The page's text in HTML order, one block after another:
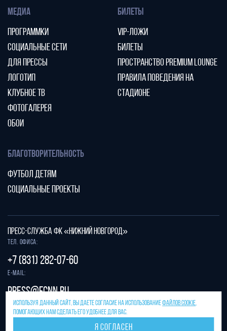
МЕДИА
ПРОГРАММКИ
СОЦИАЛЬНЫЕ СЕТИ
ДЛЯ ПРЕССЫ
ЛОГОТИП
КЛУБНОЕ ТВ
ФОТОГАЛЕРЕЯ
ОБОИ
БИЛЕТЫ
VIP-ЛОЖИ
БИЛЕТЫ
ПРОСТРАНСТВО PREMIUM LOUNGE
ПРАВИЛА ПОВЕДЕНИЯ НА
СТАДИОНЕ
БЛАГОТВОРИТЕЛЬНОСТЬ
ФУТБОЛ ДЕТЯМ
СОЦИАЛЬНЫЕ ПРОЕКТЫ
Защита от спама reCAPTCHA.
Конфиденциальностьиусловия использования
ПРЕСС-СЛУЖБА ФК «НИЖНИЙ НОВГОРОД»
Тел. офиса:
+7 (831) 282-07-60
E-mail:
press@fcnn.ru
ИСПОЛЬЗУЯ ДАННЫЙ САЙТ, ВЫ ДАЕТЕ СОГЛАСИЕ НА ИСПОЛЬЗОВАНИЕФАЙЛОВ COOKIE,
ПОМОГАЮЩИХ НАМ СДЕЛАТЬ ЕГО УДОБНЕЕ ДЛЯ ВАС.
Я СОГЛАСЕН